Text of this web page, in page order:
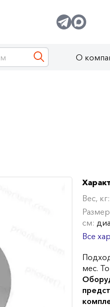
О
Вес, кг:
см:
Все
мес.